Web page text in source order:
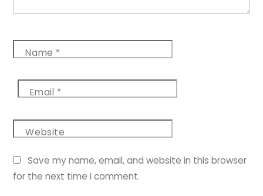
Name *
Email *
Website
Save my name, email, and website in this browser
for the next time I comment.